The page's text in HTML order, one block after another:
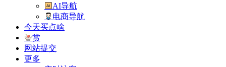
AI导航
电商导航
今天买点啥
赏
网站提交
更多